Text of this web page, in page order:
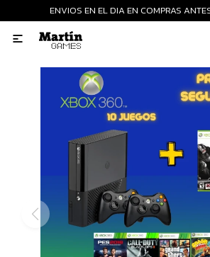
ENVIOS EN EL DIA EN COMPRAS

Consolas nuevas
Consolas recertificadas
Juegos